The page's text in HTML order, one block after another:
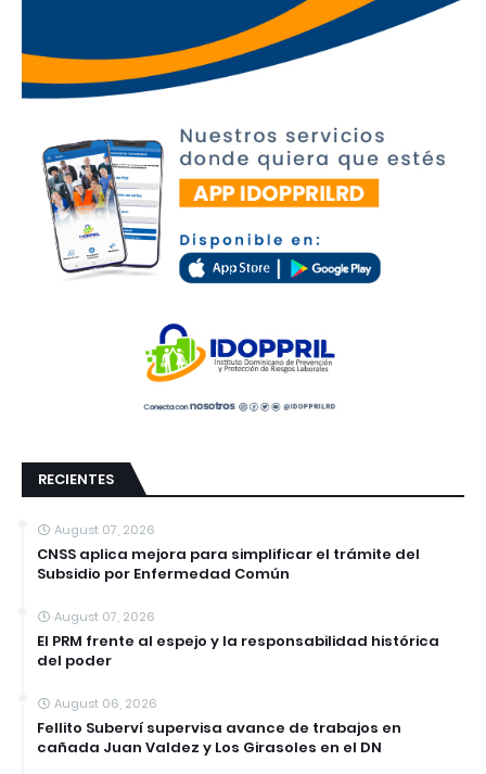
RECIENTES
August 07, 2026
CNSS aplica mejora para simplificar el trámite del
Subsidio por Enfermedad Común
August 07, 2026
El PRM frente al espejo y la responsabilidad histórica
del poder
August 06, 2026
Fellito Suberví supervisa avance de trabajos en
cañada Juan Valdez y Los Girasoles en el DN